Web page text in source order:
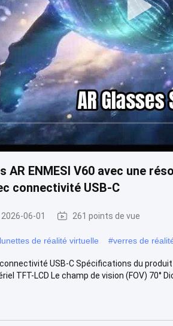
ENMESI V60 avec une
connectivité USB-C
2026-06-01 261 points de vue
lunettes de réalité virtuelle #verres de
USB-C Spécifications du
TFT-LCD Le champ de vision (FOV) 70°